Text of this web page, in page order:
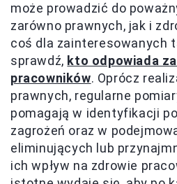
może prowadzić do
zarówno prawnych, jak i
coś dla zainteresowanych
sprawdź, kto odpowiada
pracowników. Oprócz
prawnych, regularne
pomagają w identyfikacji
zagrożeń oraz w
eliminujących lub
ich wpływ na zdrowie